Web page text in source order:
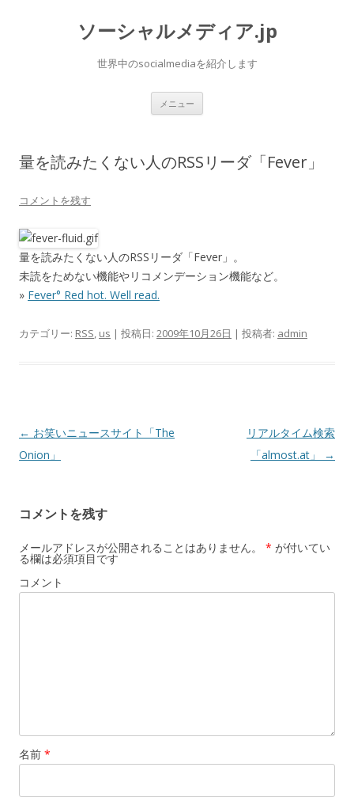
ソーシャルメディア.jp
世界中のsocialmediaを紹介します
メニュー
へ
ス
キ
量を読みたくない人のRSSリーダ「Fever」
コメントを残す
量を読みたくない人のRSSリーダ「Fever」。
未読をためない機能やリコメンデーション機能など。
» Fever° Red hot. Well read.
カテゴリー: RSS, us | 投稿日: 2009年10月26日 | 投稿者: admin
投
稿
ゲ
ー
シ
ョ
← お笑いニュースサイト「The
Onion」
リアルタイム検索
「almost.at」
→
コメントを残す
メールアドレスが公開されることはありません。 * が付いてい
る欄は必須項目です
コメント
名前 *